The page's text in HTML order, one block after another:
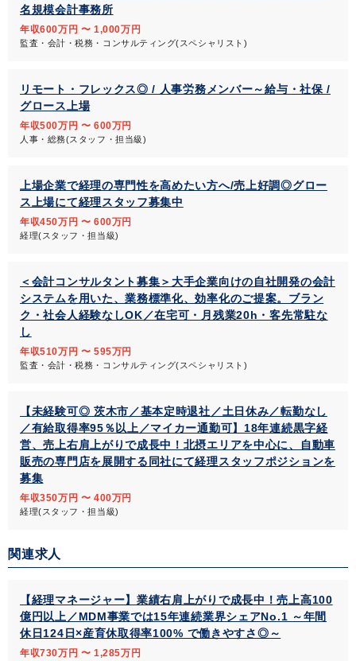
名規模会計事務所
年収600万円 〜 1,000万円
監査・会計・税務・コンサルティング(スペシャリスト)
リモート・フレックス◎ / 人事労務メンバー～給与・社保 /
グロース上場
年収500万円 〜 600万円
人事・総務(スタッフ・担当級)
上場企業で経理の専門性を高めたい方へ/売上好調◎グロー
ス上場にて経理スタッフ募集中
年収450万円 〜 600万円
経理(スタッフ・担当級)
＜会計コンサルタント募集＞大手企業向けの自社開発の会計
システムを用いた、業務標準化、効率化のご提案。ブラン
ク・社会人経験なしOK／在宅可・月残業20h・客先常駐な
し
年収510万円 〜 595万円
監査・会計・税務・コンサルティング(スペシャリスト)
【未経験可◎ 茨木市／基本定時退社／土日休み／転勤なし
／有給取得率95％以上／マイカー通勤可】18年連続黒字経
営、売上右肩上がりで成長中！北摂エリアを中心に、自動車
販売の専門店を展開する同社にて経理スタッフポジションを
募集
年収350万円 〜 400万円
経理(スタッフ・担当級)
関連求人
【経理マネージャー】業績右肩上がりで成長中！売上高100
億円以上／MDM事業では15年連続業界シェアNo.1 ～年間
休日124日×産育休取得率100% で働きやすさ◎～
年収730万円 〜 1,285万円